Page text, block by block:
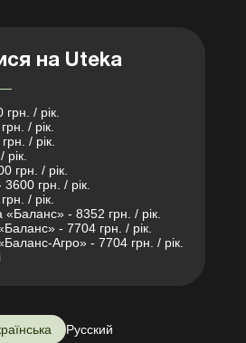
на Uteka
/ рік.
/ рік.
/ рік.
грн. / рік.
грн. / рік.
/ рік.
«Баланс» - 8352 грн. / рік.
- 7704 грн. / рік.
Агро» - 7704 грн. / рік.
Русский